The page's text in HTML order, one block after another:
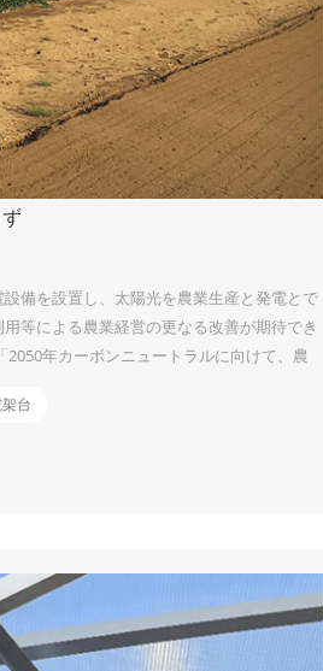
備を設置し、太陽光を農業生産と発電とで
等による農業経営の更なる改善が期待でき
年カーボンニュートラルに向けて、農
を再生利用する場合は、おおむね８割以
判断する」とした。加えて、「一時転用期
台